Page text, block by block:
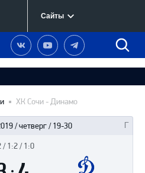
Сайты
Наша
группа
Вконтакте
Наш
канал
YouTube
Наш
канал
Telegram
ХК Сочи - Динамо
/ четверг / 19-30
матча
/ 1:2 / 1:0